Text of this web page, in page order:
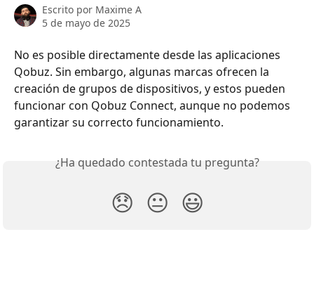
Escrito por Maxime A
5 de mayo de 2025
No es posible directamente desde las aplicaciones
Qobuz. Sin embargo, algunas marcas ofrecen la
creación de grupos de dispositivos, y estos pueden
funcionar con Qobuz Connect, aunque no podemos
garantizar su correcto funcionamiento.
¿Ha quedado contestada tu pregunta?
😞 😐 😃